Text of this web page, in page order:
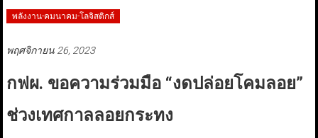
พลังงาน-คมนาคม-โลจิสติกส์
พฤศจิกายน 26, 2023
กฟผ. ขอความร่วมมือ “งดปล่อยโคมลอย”
ช่วงเทศกาลลอยกระทง